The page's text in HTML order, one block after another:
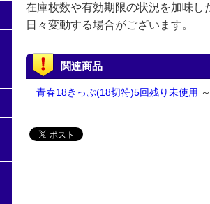
在庫枚数や有効期限の状況を加味
日々変動する場合がございます。
関連商品
青春18きっぷ(18切符)5回残り未使用